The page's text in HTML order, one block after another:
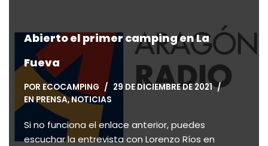
Abierto el primer camping en La
Fueva
POR ECOCAMPING
29 DE DICIEMBRE DE 2021
EN PRENSA,NOTICIAS
Si no funciona el enlace anterior, puedes
escuchar la entrevista con Lorenzo Ríos en